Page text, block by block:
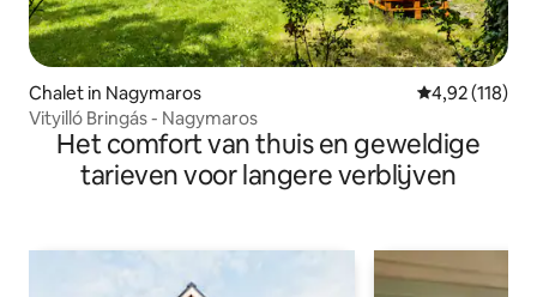
Chalet in Nagymaros Gemiddelde
4,92 (118)
Vityilló Bringás - Nagymaros
Het comfort van thuis en geweldige
tarieven voor langere verblijven